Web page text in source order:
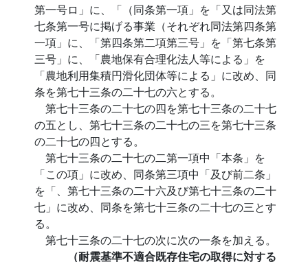
第一号ロ」に、「（同条第一項」を「又は同法第
七条第一号に掲げる事業（それぞれ同法第四条第
一項」に、「第四条第二項第三号」を「第七条第
三号」に、「農地保有合理化法人等による」を
「農地利用集積円滑化団体等による」に改め、同
条を第七十三条の二十七の六とする。
第七十三条の二十七の四を第七十三条の二十七
の五とし、第七十三条の二十七の三を第七十三条
の二十七の四とする。
第七十三条の二十七の二第一項中「本条」を
「この項」に改め、同条第三項中「及び前二条」
を「、第七十三条の二十六及び第七十三条の二十
七」に改め、同条を第七十三条の二十七の三とす
る。
第七十三条の二十七の次に次の一条を加える。
（耐震基準不適合既存住宅の取得に対する